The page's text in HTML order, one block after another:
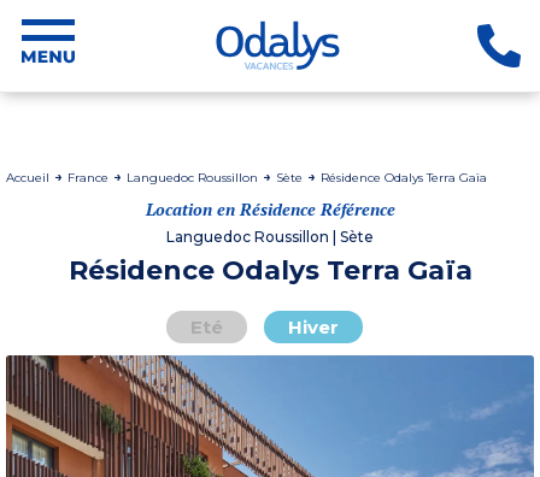
Accueil France Languedoc Roussillon Sète Résidence Odalys Terra Gaïa
Location en Résidence Référence
Languedoc Roussillon | Sète
Résidence Odalys Terra Gaïa
Eté Hiver